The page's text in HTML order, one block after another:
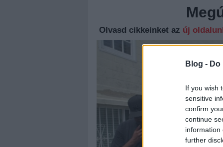
Blog -
If you wish
sensitive
confirm
continue
information
further
Olvasd cikkeinket az új